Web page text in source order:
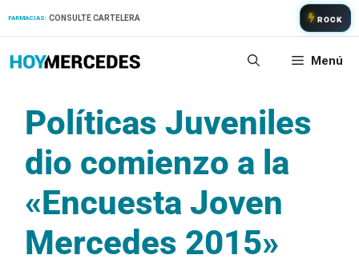
FARMACIAS: CONSULTE CARTELERA ROCK
Menú
Políticas Juveniles
dio comienzo a la
«Encuesta Joven
Mercedes 2015»